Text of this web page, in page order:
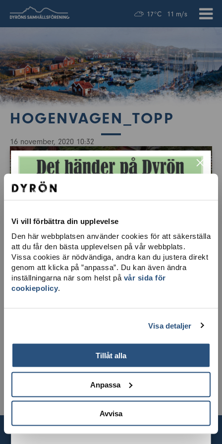
Vi vill förbättra din upplevelse
Den här webbplatsen använder cookies för att säkerställa
att du får den bästa upplevelsen på vår webbplats.
Vissa cookies är nödvändiga, andra kan du justera direkt
genom att klicka på ”anpassa”. Du kan även ändra
inställningarna när som helst på vår sida för
cookiepolicy.
Visa detaljer
Tillåt alla
Anpassa
Avvisa
17°C 11 m/s
HOGENVAGEN_TOPP
16 november, 2020 10:32
LADDA NER KARTA
×